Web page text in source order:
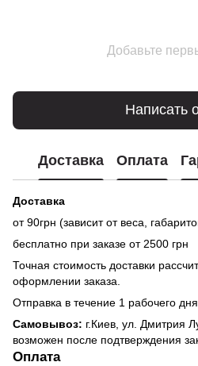
Добавьте
Написать
Доставка Оплата
Доставка
от 90грн (зависит от веса,
бесплатно при заказе от 2500 грн
Точная стоимость доставки
оформлении заказа.
Отправка в течение 1 рабочего дня
Самовывоз: г.Киев, ул. Дмитрия
возможен после подтверждения
Оплата